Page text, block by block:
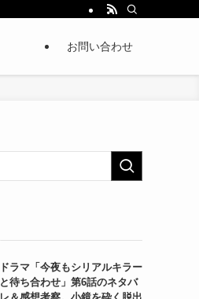
お問い合わせ
ドラマ「今夜もシリアルキラー
と待ち合わせ」第6話のネタバ